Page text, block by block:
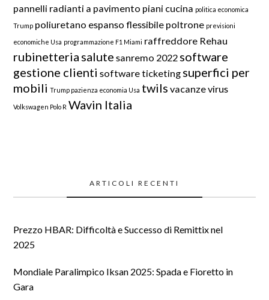
pannelli radianti a pavimento piani cucina politica economica
Trump poliuretano espanso flessibile poltrone previsioni
economiche Usa programmazione F1 Miami raffreddore Rehau
rubinetteria salute sanremo 2022 software
gestione clienti software ticketing superfici per
mobili Trump pazienza economia Usa twils vacanzevirus
Volkswagen Polo R Wavin Italia
ARTICOLI RECENTI
Prezzo HBAR: Difficoltà e Successo di Remittix nel
2025
Mondiale Paralimpico Iksan 2025: Spada e Fioretto in
Gara